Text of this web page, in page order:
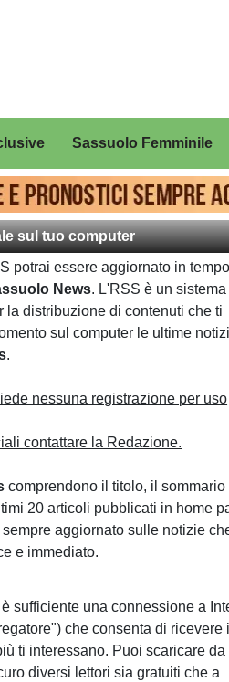
Sassuolo Femminile
sul tuo computer
potrai essere aggiornato in tempo
News. L'RSS è un sistema
la distribuzione di contenuti che ti
sul computer le ultime
.
nessuna registrazione per uso
contattare la Redazione.
comprendono il titolo, il sommario
20 articoli pubblicati in home
aggiornato sulle notizie
e immediato.
sufficiente una connessione a
che consenta di ricevere i
ti interessano. Puoi scaricare da
diversi lettori sia gratuiti che a